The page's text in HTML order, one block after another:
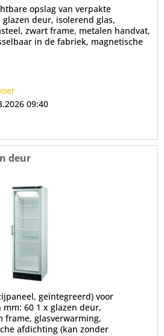
opslag van verpakte
deur, isolerend glas,
zwart frame, metalen handvat,
in de fabriek, magnetische
09:40
deur
geïntegreerd) voor
60 1 x glazen deur,
glasverwarming,
afdichting (kan zonder